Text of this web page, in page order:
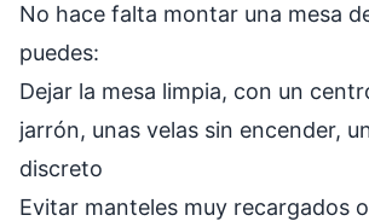
No hace falta montar una mesa
puedes:
Dejar la mesa limpia, con un
jarrón, unas velas sin encender,
discreto
Evitar manteles muy recargados